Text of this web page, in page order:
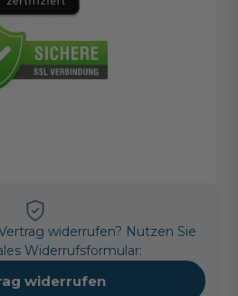
widerrufen? Nutzen Sie
Widerrufsformular:
widerrufen